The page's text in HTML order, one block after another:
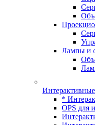
Лампы и
Интерактивные
*
OPS для